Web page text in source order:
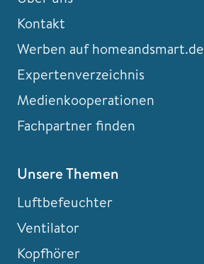
Kontakt
Werben auf homeandsmart.de
Expertenverzeichnis
Medienkooperationen
Fachpartner finden
Unsere Themen
Luftbefeuchter
Ventilator
Kopfhörer